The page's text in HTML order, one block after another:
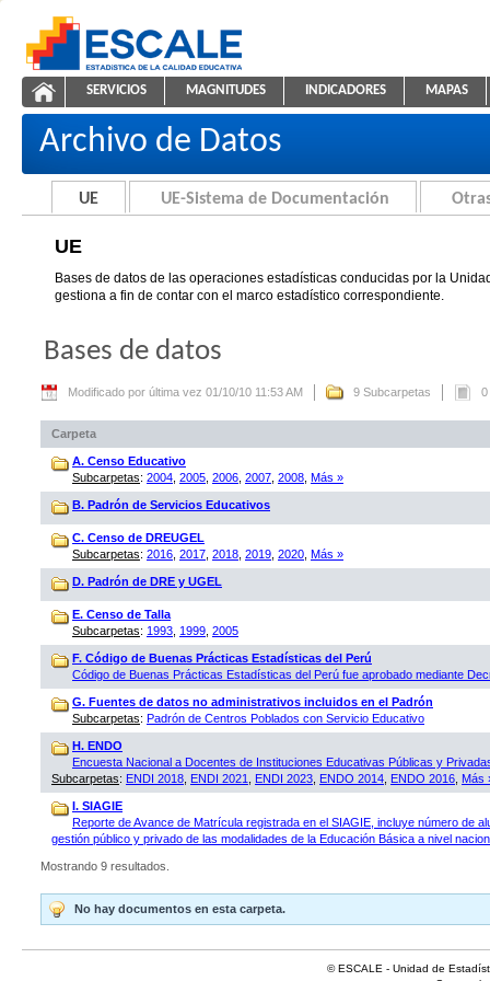
ESCALE - Unidad de Estadística Educativa
UE
NAVEGACIÓN
SERVICIOS MAGNITUDES INDICADORES MAPAS
Archivo de Datos
UE UE-Sistema de Documentación
UE
Bases de datos de las operaciones estadísticas conducidas por la
gestiona a fin de contar con el marco estadístico correspondiente.
Bases de datos
Modificado por última vez 01/10/10 11:53 AM 9 Subcarpetas 0
Carpeta
A. Censo Educativo
Subcarpetas: 2004 2005 2006 2007 2008 Más »
B. Padrón de Servicios Educativos
C. Censo de DREUGEL
Subcarpetas: 2016 2017 2018 2019 2020 Más »
D. Padrón de DRE y UGEL
E. Censo de Talla
Subcarpetas: 1993 1999 2005
F. Código de Buenas Prácticas Estadísticas del Perú
Código de Buenas Prácticas Estadísticas del Perú fue aprobado mediante
G. Fuentes de datos no administrativos incluidos en el Padrón
Subcarpetas: Padrón de Centros Poblados con Servicio Educativo
H. ENDO
Encuesta Nacional a Docentes de Instituciones Educativas Públicas y
Subcarpetas: ENDI 2018 ENDI 2021 ENDI 2023 ENDO 2014 ENDO 2016 Más
I. SIAGIE
Reporte de Avance de Matrícula registrada en el SIAGIE, incluye número de
gestión público y privado de las modalidades de la Educación Básica a nivel
Mostrando 9 resultados.
No hay documentos en esta carpeta.
© ESCALE - Unidad de